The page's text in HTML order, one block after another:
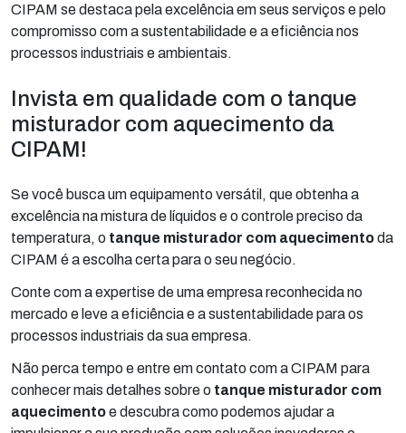
CIPAM se destaca pela excelência em seus serviços e pelo
compromisso com a sustentabilidade e a eficiência nos
processos industriais e ambientais.
Invista em qualidade com o tanque
misturador com aquecimento da
CIPAM!
Se você busca um equipamento versátil, que obtenha a
excelência na mistura de líquidos e o controle preciso da
temperatura, o tanque misturador com aquecimentoda
CIPAM é a escolha certa para o seu negócio.
Conte com a expertise de uma empresa reconhecida no
mercado e leve a eficiência e a sustentabilidade para os
processos industriais da sua empresa.
Não perca tempo e entre em contato com a CIPAM para
conhecer mais detalhes sobre o tanque misturador com
aquecimentoe descubra como podemos ajudar a